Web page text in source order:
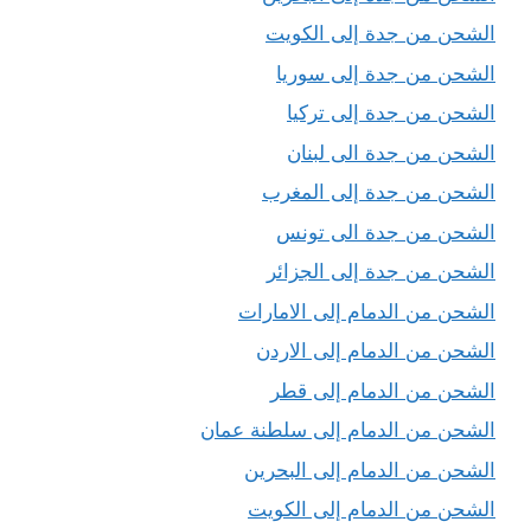
الشحن من جدة إلى الكويت
الشحن من جدة إلى سوريا
الشحن من جدة إلى تركيا
الشحن من جدة الى لبنان
الشحن من جدة إلى المغرب
الشحن من جدة الى تونس
الشحن من جدة إلى الجزائر
الشحن من الدمام إلى الامارات
الشحن من الدمام إلى الاردن
الشحن من الدمام إلى قطر
الشحن من الدمام إلى سلطنة عمان
الشحن من الدمام إلى البحرين
الشحن من الدمام إلى الكويت